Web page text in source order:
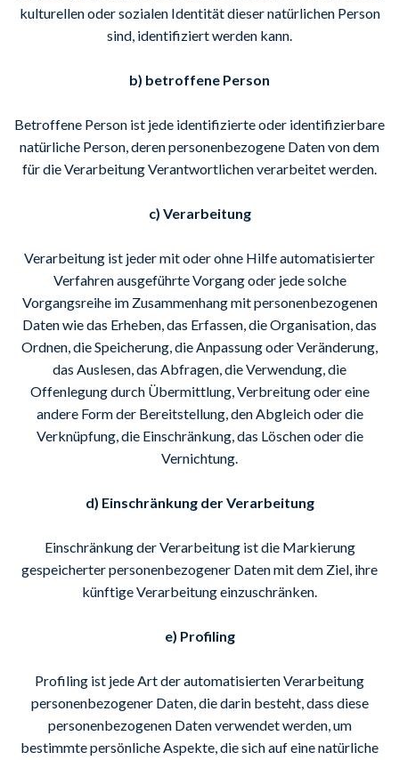
kulturellen oder sozialen Identität dieser natürlichen Person
sind, identifiziert werden kann.
b) betroffene Person
Betroffene Person ist jede identifizierte oder identifizierbare
natürliche Person, deren personenbezogene Daten von dem
für die Verarbeitung Verantwortlichen verarbeitet werden.
c) Verarbeitung
Verarbeitung ist jeder mit oder ohne Hilfe automatisierter
Verfahren ausgeführte Vorgang oder jede solche
Vorgangsreihe im Zusammenhang mit personenbezogenen
Daten wie das Erheben, das Erfassen, die Organisation, das
Ordnen, die Speicherung, die Anpassung oder Veränderung,
das Auslesen, das Abfragen, die Verwendung, die
Offenlegung durch Übermittlung, Verbreitung oder eine
andere Form der Bereitstellung, den Abgleich oder die
Verknüpfung, die Einschränkung, das Löschen oder die
Vernichtung.
d) Einschränkung der Verarbeitung
Einschränkung der Verarbeitung ist die Markierung
gespeicherter personenbezogener Daten mit dem Ziel, ihre
künftige Verarbeitung einzuschränken.
e) Profiling
Profiling ist jede Art der automatisierten Verarbeitung
personenbezogener Daten, die darin besteht, dass diese
personenbezogenen Daten verwendet werden, um
bestimmte persönliche Aspekte, die sich auf eine natürliche